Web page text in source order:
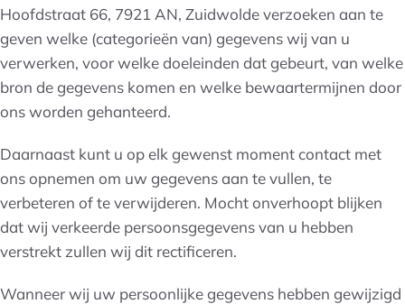
Hoofdstraat 66, 7921 AN, Zuidwolde verzoeken aan te
geven welke (categorieën van) gegevens wij van u
verwerken, voor welke doeleinden dat gebeurt, van welke
bron de gegevens komen en welke bewaartermijnen door
ons worden gehanteerd.
Daarnaast kunt u op elk gewenst moment contact met
ons opnemen om uw gegevens aan te vullen, te
verbeteren of te verwijderen. Mocht onverhoopt blijken
dat wij verkeerde persoonsgegevens van u hebben
verstrekt zullen wij dit rectificeren.
Wanneer wij uw persoonlijke gegevens hebben gewijzigd